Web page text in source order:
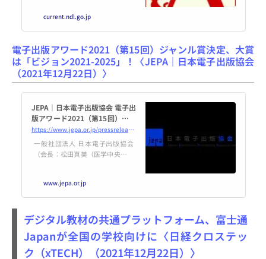
書館ビジョン2021-2025 -国立国
会図書館のデジタルシフト-」で
です
current.ndl.go.jp
電子出版アワード2021（第15回）ジャンル賞決定、大賞
は「ビジョン2021-2025」！〈JEPA｜日本電子出版協会
（2021年12月22日）〉
JEPA｜日本電子出版協会 電子出
版アワード2021（第15回）ジャ
ンル賞決定、大賞は「ビジョン2
021-2025」！
https://www.jepa.or.jp/pressrelease/20211222/
一般社団法人 日本電子出版協会
（会長：松田真美（医学中央雑誌
w.jepa.or.jp/、略称：JEPA）は、
日本の電子出版物の育成と普及を
ド」の大賞選考会とジャンル賞表
www.jepa.or.jp
デジタル教材の共通プラットフォーム、富士通
Japanが全国の学校向けに〈日経クロステッ
ク（xTECH）（2021年12月22日）〉